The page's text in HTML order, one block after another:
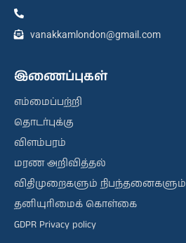
vanakkamlondon@gmail.com
இணைப்புகள்
எம்மைப்பற்றி
தொடர்புக்கு
விளம்பரம்
மரண அறிவித்தல்
விதிமுறைகளும் நிபந்தனைகளும்
தனியுரிமைக் கொள்கை
GDPR Privacy policy